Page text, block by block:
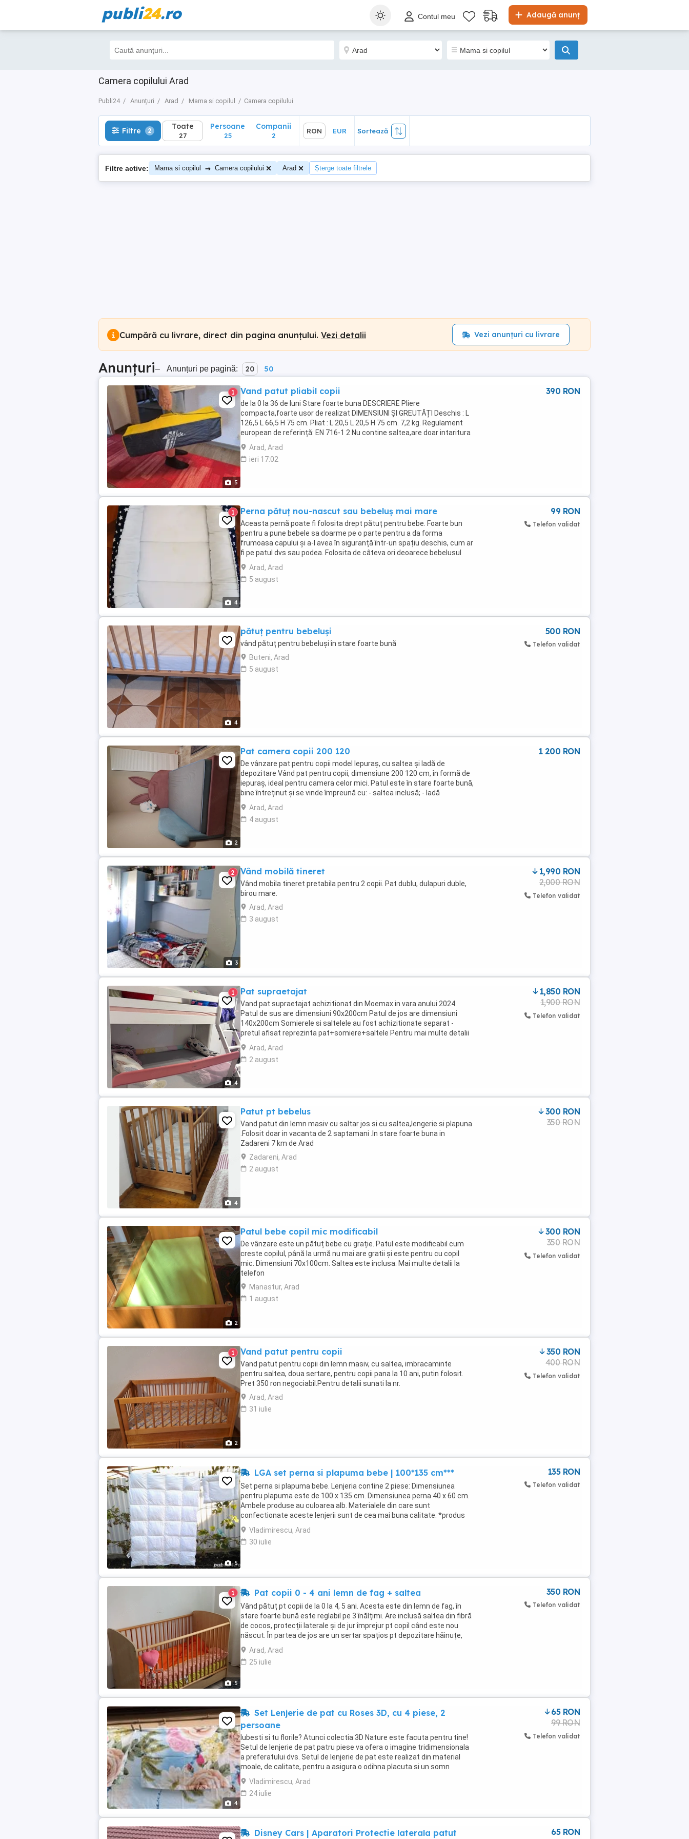
publi24.ro Adaugă anunț
Contul meu
Camera copilului Arad
Publi24 Anunțuri Arad Mama si copilul Camera copilului
Filtre 2 Toate
27
Sortează
Filtre 2 Toate
27
Persoane
25
Companii
2
RON EUR Sortează
Filtre active: Mama si copilul → Camera copilului Arad Șterge toate filtrele
Cumpără cu livrare, direct din pagina anunțului. Vezi detalii Vezi anunțuri cu livrare
Anunțuri– Anunțuri pe pagină: 20 50
5
1 Vand patut pliabil copii
de la 0 la 36 de luni Stare foarte buna DESCRIERE Pliere
compacta,foarte usor de realizat DIMENSIUNI ȘI GREUTĂȚI Deschis : L
126,5 L 66,5 H 75 cm. Pliat : L 20,5 L 20,5 H 75 cm. 7,2 kg. Regulament
european de referință: EN 716-1 2 Nu contine saltea,are doar intaritura
pentru saltea Test ...
Arad, Arad
ieri 17:02
390 RON
4
1 Perna pătuț nou-nascut sau bebeluș mai mare
Aceasta pernă poate fi folosita drept pătuț pentru bebe. Foarte bun
pentru a pune bebele sa doarme pe o parte pentru a da forma
frumoasa capului și a-l avea în siguranță într-un spațiu deschis, cum ar
fi pe patul dvs sau podea. Folosita de câteva ori deoarece bebelusul
meu nu voi sa stea înăuntru. ...
Arad, Arad
5 august
99 RON
Telefon validat
4
pătuț pentru bebeluși
vând pătuț pentru bebeluși în stare foarte bună
Buteni, Arad
5 august
500 RON
Telefon validat
2
Pat camera copii 200 120
De vânzare pat pentru copii model Iepuraș, cu saltea și ladă de
depozitare Vând pat pentru copii, dimensiune 200 120 cm, în formă de
iepuraș, ideal pentru camera celor mici. Patul este în stare foarte bună,
bine întreținut și se vinde împreună cu: - saltea inclusă; - ladă
spațioasă de depozitare ...
Arad, Arad
4 august
1 200 RON
3
2 Vând mobilă tineret
Vând mobila tineret pretabila pentru 2 copii. Pat dublu, dulapuri duble,
birou mare.
Arad, Arad
3 august
1,990 RON
2,000 RON
Telefon validat
4
1 Pat supraetajat
Vand pat supraetajat achizitionat din Moemax in vara anului 2024.
Patul de sus are dimensiuni 90x200cm Patul de jos are dimensiuni
140x200cm Somierele si saltelele au fost achizitionate separat -
pretul afisat reprezinta pat+somiere+saltele Pentru mai multe detalii
sau poze, va rog sa ma contactati ...
Arad, Arad
2 august
1,850 RON
1,900 RON
Telefon validat
4
Patut pt bebelus
Vand patut din lemn masiv cu saltar jos si cu saltea,lengerie si plapuna
.Folosit doar in vacanta de 2 saptamani .In stare foarte buna in
Zadareni 7 km de Arad
Zadareni, Arad
2 august
300 RON
350 RON
2
Patul bebe copil mic modificabil
De vânzare este un pătuț bebe cu grație. Patul este modificabil cum
creste copilul, până la urmă nu mai are gratii și este pentru cu copil
mic. Dimensiuni 70x100cm. Saltea este inclusa. Mai multe detalii la
telefon
Manastur, Arad
1 august
300 RON
350 RON
Telefon validat
2
1 Vand patut pentru copii
Vand patut pentru copii din lemn masiv, cu saltea, imbracaminte
pentru saltea, doua sertare, pentru copii pana la 10 ani, putin folosit.
Pret 350 ron negociabil.Pentru detalii sunati la nr.
Arad, Arad
31 iulie
350 RON
400 RON
Telefon validat
5
LGA set perna si plapuma bebe | 100*135 cm***
Set perna si plapuma bebe. Lenjeria contine 2 piese: Dimensiunea
pentru plapuma este de 100 x 135 cm. Dimensiunea perna 40 x 60 cm.
Ambele produse au culoarea alb. Materialele din care sunt
confectionate aceste lenjerii sunt de cea mai buna calitate. *produs
import Germania. *stare buna. produs utilizat. NU ...
Vladimirescu, Arad
30 iulie
135 RON
Telefon validat
5
1 Pat copii 0 - 4 ani lemn de fag + saltea
Vând pătuț pt copii de la 0 la 4, 5 ani. Acesta este din lemn de fag, în
stare foarte bună este reglabil pe 3 înălțimi. Are inclusă saltea din fibră
de cocos, protecții laterale și de jur împrejur pt copil când este nou
născut. În partea de jos are un sertar spațios pt depozitare hăinuțe,
accesorii bebe. De ...
Arad, Arad
25 iulie
350 RON
Telefon validat
4
Set Lenjerie de pat cu Roses 3D, cu 4 piese, 2
persoane
Iubesti si tu florile? Atunci colectia 3D Nature este facuta pentru tine!
Setul de lenjerie de pat patru piese va ofera o imagine tridimensionala
a preferatului dvs. Setul de lenjerie de pat este realizat din material
moale, de calitate, pentru a asigura o odihna placuta si un somn
perfect. Continut: ...
Vladimirescu, Arad
24 iulie
65 RON
99 RON
Telefon validat
Disney Cars | Aparatori Protectie laterala patut 65 RON